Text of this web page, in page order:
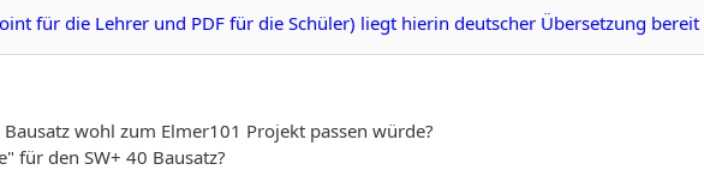
für die Lehrer und PDF für die Schüler) liegt hierin deutscher Übersetzung bereit
wohl zum Elmer101 Projekt passen würde?
für den SW+ 40 Bausatz?